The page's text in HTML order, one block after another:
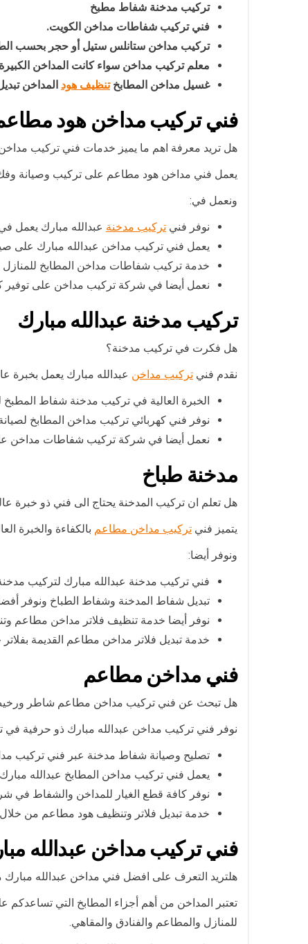
تركيب مدخنة شفاط مطبخ
فني تركيب شفاطات مداخن الكويت.
تركيب مداخن ستانلس ستيل أو حجر بحسب
معلم تركيب مداخن سواء كانت المداخن الكبيرة
غسيل مداخن المطابختنظيف هود المداخن
فني تركيب مداخن هود
هل تريد معرفة اهم ما يميز خدمات فني تركيب مداخن
يعمل فني مداخن هود مطاعم على تركيب وصيانة وفك
ونعمل في:
نوفر فني تركيب مدخنة عبدالله مبارك يعمل
يعمل فني تركيب مداخن عبدالله مبارك على
خدمة تركيب شفاطات مداخن المطابخ
نعمل أيضا في شركة تركيب مداخن على توفير
تركيب مدخنة عبدالله مبارك
هل فكرت في تركيب مدخنة؟
نقدم فني تركيب مداخن عبدالله مبارك يعمل
الخبرة العالية في تركيب مدخنة شفاط المطبخ
نوفر فني كهربائي تركيب مداخن المطابخ
نعمل أيضا في شركة تركيب شفاطات مداخن
مدخنة طباخ
هل تعلم ان تركيب المدخنة يحتاج الى فني ذو خبرة
يتميز فني تركيب مداخن مطاعم بالكفاءة والخبرة
ونوفر أيضا:
فني تركيب مدخنة عبدالله مبارك لتركيب
تبديل شفاط المدخنة وشفاط الطباخ ونوفر
نوفر أيضا خدمة تنظيف فلاتر مداخن مطاعم
خدمة تبديل فلاتر مداخن مطاعم القديمة
فني مداخن مطاعم
هل تبحث عن فني تركيب مداخن مطاعم شاطر
نوفر فني تركيب مداخن عبدالله مبارك ذو حرفية
تصليح وصيانة شفاط مدخنة عبر فني تركيب
يعمل فني تركيب مداخن المطابخ عبدالله
نوفر كافة قطع الغيار للمداخن والشفاط في
خدمة تبديل فلاتر وتنظيف هود مطاعم من
فني تركيب مداخن عبدالله
هلتريد التعرف على افضل فني مداخن عبدالله
تعتبر المداخن من أهم أجزاء المطابخ التي
للمنازل والمطاعم والفنادق والمقاهي.